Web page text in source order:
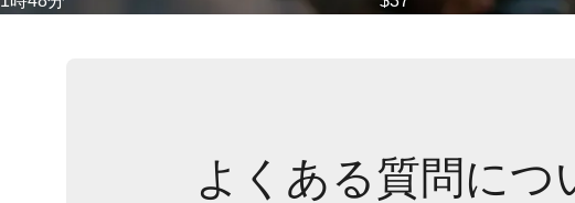
よくある質問に